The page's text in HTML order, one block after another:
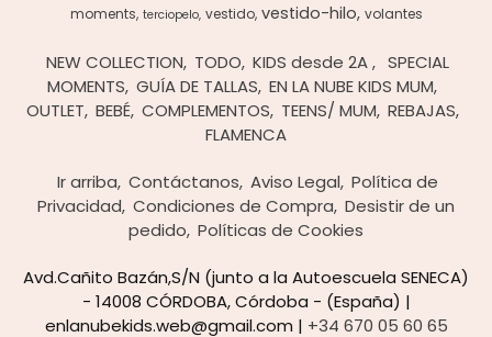
moments terciopelo vestido vestido-hilo volantes
NEW COLLECTION TODO KIDS desde 2A
SPECIAL
MOMENTS GUÍA DE TALLAS EN LA NUBE KIDS MUM
OUTLET BEBÉ COMPLEMENTOS TEENS/ MUM REBAJAS
FLAMENCA
Ir arriba Contáctanos Aviso Legal Política de
Privacidad Condiciones de Compra Desistir de un
pedido Políticas de Cookies
Avd.Cañito Bazán,S/N (junto a la Autoescuela SENECA)
- 14008 CÓRDOBA, Córdoba - (España) |
enlanubekids.web@gmail.com | +34 670 05 60 65